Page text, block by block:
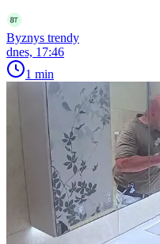
Byznys trendy
dnes, 17:46
1 min